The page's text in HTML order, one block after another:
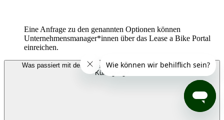
Eine Anfrage zu den genannten Optionen können
Unternehmensmanager*innen über das Lease a Bike Portal
einreichen.
Was passiert mit dem Leasingvertrag eines Mitarbeitenden bei
Kündigung?